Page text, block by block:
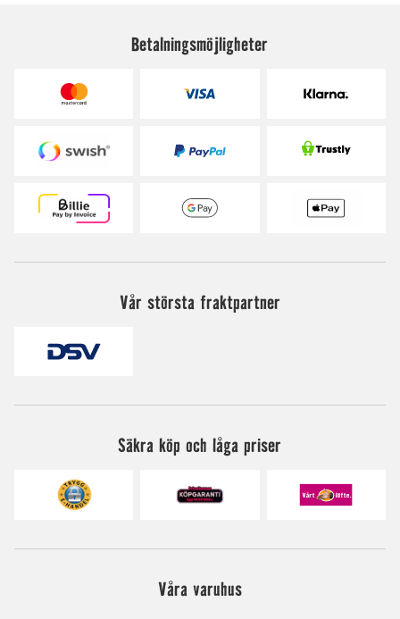
Betalningsmöjligheter
Vår största fraktpartner
Säkra köp och låga priser
Våra varuhus